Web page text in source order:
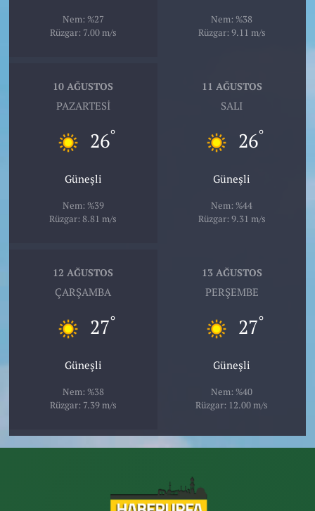
Nem: %27
Rüzgar: 7.00 m/s
Nem: %38
Rüzgar: 9.11 m/s
10 AĞUSTOS
PAZARTESI
26°
Güneşli
Nem: %39
Rüzgar: 8.81 m/s
11 AĞUSTOS
SALI
26°
Güneşli
Nem: %44
Rüzgar: 9.31 m/s
12 AĞUSTOS
ÇARŞAMBA
27°
Güneşli
Nem: %38
Rüzgar: 7.39 m/s
13 AĞUSTOS
PERŞEMBE
27°
Güneşli
Nem: %40
Rüzgar: 12.00 m/s